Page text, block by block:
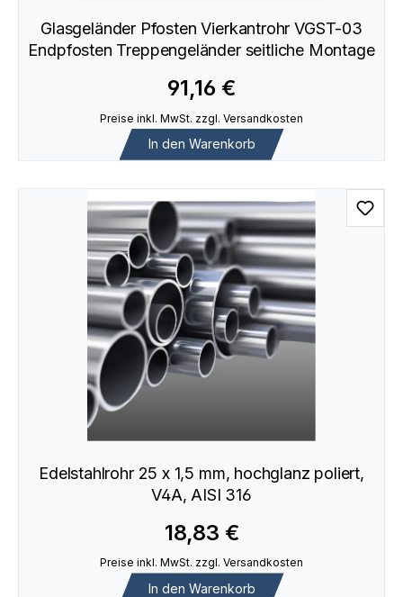
Glasgeländer Pfosten Vierkantrohr VGST-03
Endpfosten Treppengeländer seitliche Montage
91,16 €
Preise inkl. MwSt. zzgl. Versandkosten
In den Warenkorb
Edelstahlrohr 25 x 1,5 mm, hochglanz poliert,
V4A, AISI 316
18,83 €
Preise inkl. MwSt. zzgl. Versandkosten
In den Warenkorb